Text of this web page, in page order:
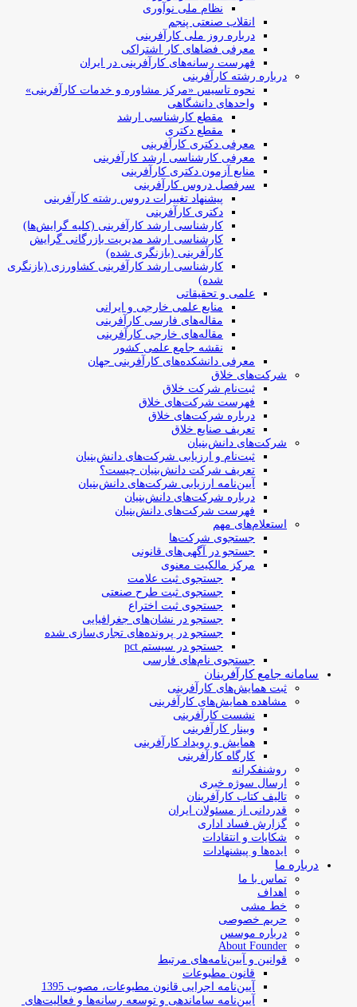
نظام ملی نوآوری
انقلاب صنعتی پنجم
درباره روز ملی کارآفرینی
معرفی فضاهای کار اشتراکی
فهرست رسانه‌های کارآفرینی در ایران
درباره رشته کارآفرینی
نحوه تاسیس «مرکز مشاوره و خدمات کارآفرینی»
واحدهای دانشگاهی
مقطع کارشناسی ارشد
مقطع دکتری
معرفی دکتری کارآفرینی
معرفی کارشناسی ارشد کارآفرینی
منابع آزمون دکتری کارآفرینی
سرفصل دروس کارآفرینی
پیشنهاد تغییرات دروس رشته کارآفرینی
دکتری کارآفرینی
کارشناسی ارشد کارآفرینی (کلیه گرایش‌ها)
کارشناسی ارشد مدیریت بازرگانی گرایش
کارآفرینی (بازنگری شده)
کارشناسی ارشد کارآفرینی کشاورزی (بازنگری
شده)
علمی و تحقیقاتی
منابع علمی خارجی و ایرانی
مقاله‌های فارسی کارآفرینی
مقاله‌های خارجی کارآفرینی
نقشه جامع علمی کشور
معرفی دانشکده‌های کارآفرینی جهان
شرکت‌های خلاق
ثبت‌نام شرکت خلاق
فهرست شرکت‌های خلاق
درباره شرکت‌های خلاق
تعریف صنایع خلاق
شرکت‌های دانش‌بنیان
ثبت‌نام و ارزیابی شرکت‌های دانش‌بنیان
تعریف شرکت دانش‌بنیان چیست؟
آیین‌نامه ارزیابی شرکت‌های دانش‌بنیان
درباره شرکت‌های دانش‌بنیان
فهرست شرکت‌های دانش‌بنیان
استعلام‌های مهم
جستجوی شرکت‌ها
جستجو در آگهی‌های قانونی
مرکز مالکیت معنوی
جستجوی ثبت علامت
جستجوی ثبت طرح صنعتی
جستجوی ثبت اختراع
جستجو در نشان‌های جغرافیایی
جستجو در پرونده‌های تجاری‌سازی شده
جستجو در سیستم pct
جستجوی نام‌های فارسی
سامانه جامع کارآفرینان
ثبت همایش‌های کارآفرینی
مشاهده همایش‌های کارآفرینی
نشست کارآفرینی
وبینار کارآفرینی
همایش و رویداد کارآفرینی
کارگاه کارآفرینی
روشنفکرانه
ارسال سوژه‌ خبری
تالیف کتاب کارآفرینان
قدردانی از مسئولان ایران
گزارش فساد اداری
شکایات و انتقادات
ایده‌ها و پیشنهادات
درباره ما
تماس با ما
اهداف
خط مشی
حریم خصوصی
درباره موسس
About Founder
قوانین و آیین‌نامه‌های مرتبط
‌قانون مطبوعات
آیین‌نامه اجرایی قانون مطبوعات، مصوب 1395
آیین‌نامه سامان­دهی و توسعه رسانه­‌ها و فعالیت‌­های